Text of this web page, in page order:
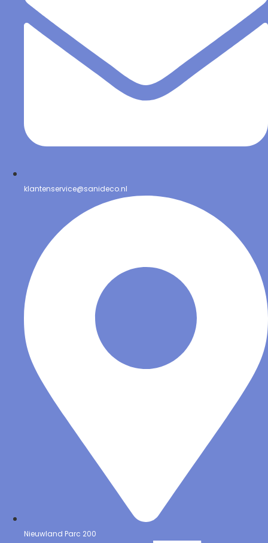
klantenservice@sanideco.nl
Nieuwland Parc 200